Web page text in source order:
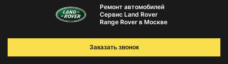
Ремонт автомобилей
Сервис Land Rover
Range Rover в Москве
Заказать звонок